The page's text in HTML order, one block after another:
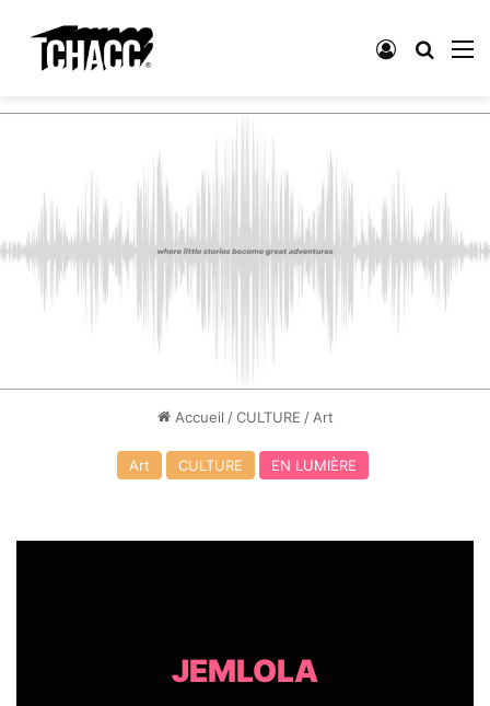
Connexion
Accueil / CULTURE / Art
Art CULTURE EN LUMIÈRE
JEMLOLA